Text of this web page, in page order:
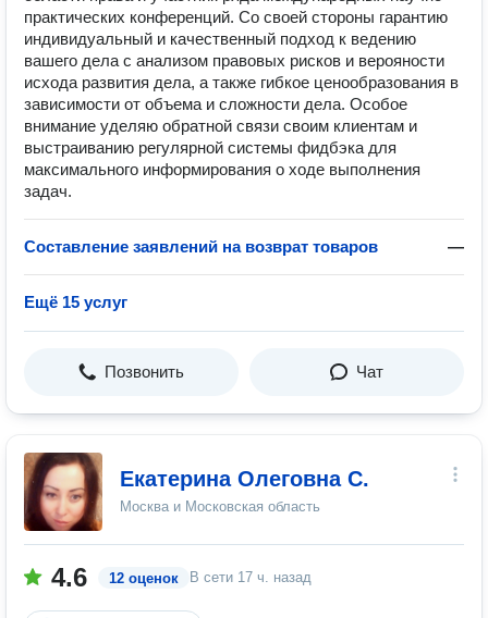
практических конференций. Со своей стороны гарантию
индивидуальный и качественный подход к ведению
вашего дела с анализом правовых рисков и верояности
исхода развития дела, а также гибкое ценообразования в
зависимости от объема и сложности дела. Особое
внимание уделяю обратной связи своим клиентам и
выстраиванию регулярной системы фидбэка для
максимального информирования о ходе выполнения
задач.
Составление заявлений на возврат товаров —
Ещё 15 услуг
Позвонить Чат
Екатерина Олеговна С.
Москва и Московская область
4.6 12 оценок В сети 17 ч. назад